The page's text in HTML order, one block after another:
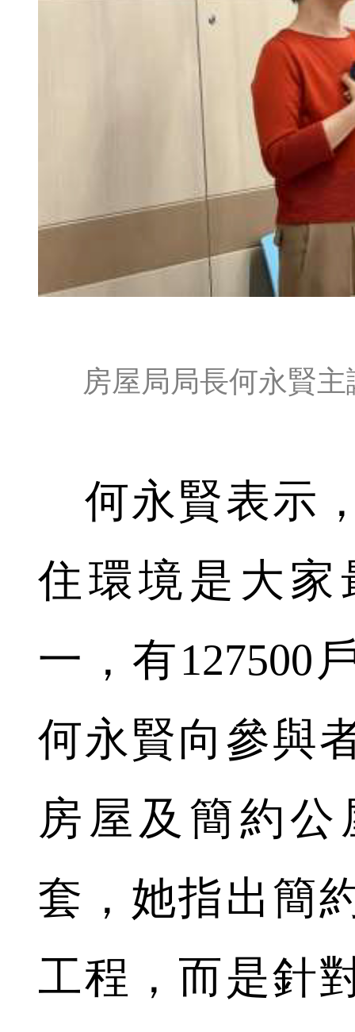
房屋局局長何永賢主
何永賢表示
住環境是大家
一，有127500
何永賢向參與
房屋及簡約
套，她指出簡
工程，而是針